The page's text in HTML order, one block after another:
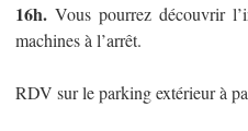
Nantaise
16h. Vous pourrez découvrir
machines à l’arrêt.
RDV sur le parking extérieur à